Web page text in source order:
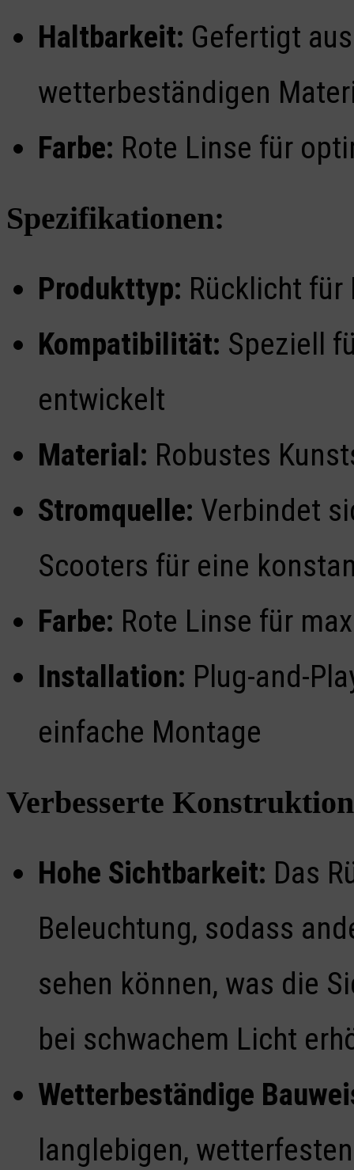
Haltbarkeit: Gefertigt
wetterbeständigen
Farbe: Rote Linse für
Spezifikationen:
Produkttyp: Rücklicht für
Kompatibilität: Speziell
entwickelt
Material: Robustes
Stromquelle: Verbindet
Scooters für eine
Farbe: Rote Linse für
Installation: Plug-and-
einfache Montage
Verbesserte
Hohe Sichtbarkeit: Das
Beleuchtung, sodass
sehen können, was die
bei schwachem Licht
Wetterbeständige
langlebigen,